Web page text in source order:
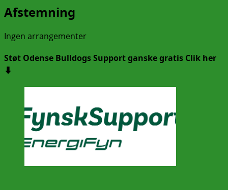
Afstemning
Ingen arrangementer
Støt Odense Bulldogs Support ganske gratis Clik her
⬇️